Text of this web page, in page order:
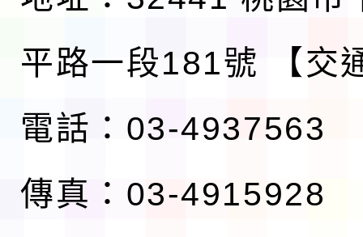
平路一段181號
【交
電話：03-4937563
傳真：03-4915928